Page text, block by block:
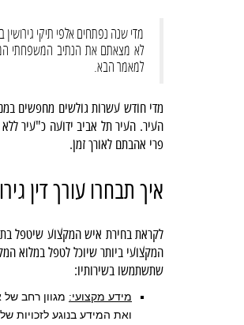
מדי שנה נפתחים אלפי תיקי
לא מצאתם את הנתיב המשפחתי
למאמר הבא.
מדי חודש עשרות גולשים מחפשים
העיר. העיר תל אביב ידועה כ"עיר
פרי אהבתם לאורך זמן.
איך תבחרו עורך דין
לקראת בחירת איש המקצוע שיטפל
המקצועי ביותר שיוכל לטפל במלוא
שתשתמשו בשירותיו:
מידע מקצועי: מגוון רחב
ואת המידע בנוגע לזכויות